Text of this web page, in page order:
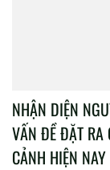
NHẬN DIỆN
VẤN ĐỀ ĐẶT RA
CẢNH HIỆN NAY